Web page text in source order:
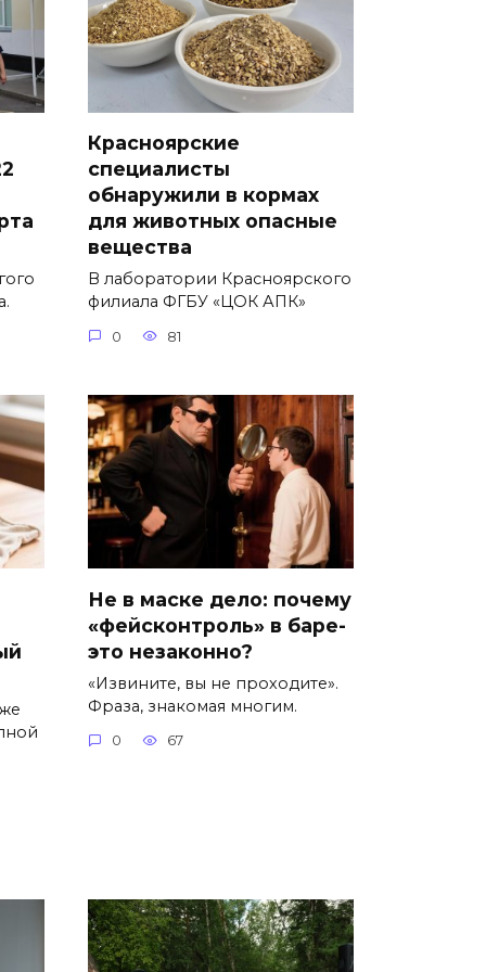
Красноярские
специалисты
обнаружили в кормах
для животных опасные
вещества
В лаборатории Красноярского
филиала ФГБУ «ЦОК АПК»
0 81
Не в маске дело: почему
«фейсконтроль» в баре-
это незаконно?
«Извините, вы не проходите».
Фраза, знакомая многим.
0 67